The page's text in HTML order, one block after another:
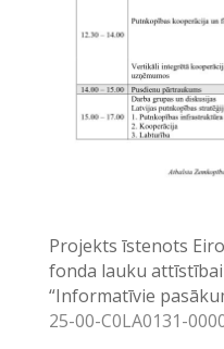
Projekts īstenots
fonda lauku attīstībai
“Informatīvie
25-00-C0LA0131-